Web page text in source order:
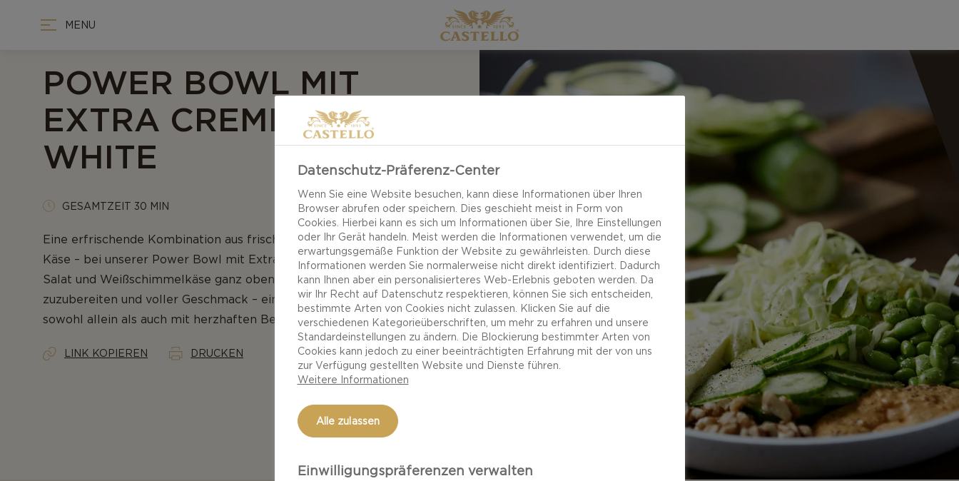
MENU
POWER BOWL MIT
EXTRA CREMIGER
WHITE
GESAMTZEIT 30 MIN
Eine erfrischende Kombination aus frischem Gemüse und weichem
Käse – bei unserer Power Bowl mit Extra cremiger White stehen
Salat und Weißschimmelkäse ganz oben auf der Zutatenliste. Leicht
zuzubereiten und voller Geschmack – ein verlockendes Gericht,
sowohl allein als auch mit herzhaften Beilagen. Guten Appetit!
LINK KOPIEREN DRUCKEN
Datenschutz-Präferenz-Center
Wenn Sie eine Website besuchen, kann diese Informationen über Ihren
Browser abrufen oder speichern. Dies geschieht meist in Form von
Cookies. Hierbei kann es sich um Informationen über Sie, Ihre Einstellungen
oder Ihr Gerät handeln. Meist werden die Informationen verwendet, um die
erwartungsgemäße Funktion der Website zu gewährleisten. Durch diese
Informationen werden Sie normalerweise nicht direkt identifiziert. Dadurch
kann Ihnen aber ein personalisierteres Web-Erlebnis geboten werden. Da
wir Ihr Recht auf Datenschutz respektieren, können Sie sich entscheiden,
bestimmte Arten von Cookies nicht zulassen. Klicken Sie auf die
verschiedenen Kategorieüberschriften, um mehr zu erfahren und unsere
Standardeinstellungen zu ändern. Die Blockierung bestimmter Arten von
Cookies kann jedoch zu einer beeinträchtigten Erfahrung mit der von uns
zur Verfügung gestellten Website und Dienste führen.
Weitere Informationen
Alle zulassen
Einwilligungspräferenzen verwalten